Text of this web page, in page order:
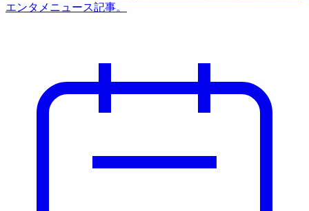
エンタメニュース記事。